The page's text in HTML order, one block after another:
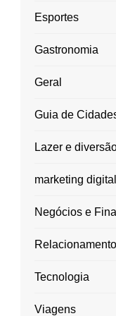
Esportes
Gastronomia
Geral
Guia de
Lazer e
marketing digital
Negócios e
Tecnologia
Viagens